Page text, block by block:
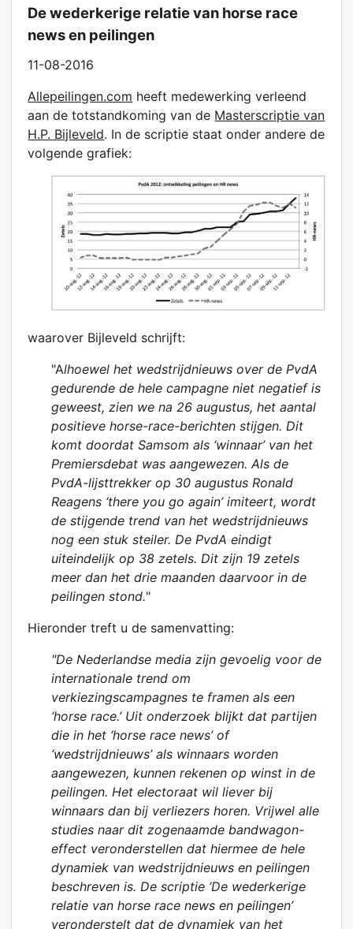
De wederkerige relatie van horse race
news en peilingen
11-08-2016
Allepeilingen.com heeft medewerking verleend
aan de totstandkoming van de Masterscriptie van
H.P. Bijleveld. In de scriptie staat onder andere de
volgende grafiek:
waarover Bijleveld schrijft:
"Alhoewel het wedstrijdnieuws over de PvdA
gedurende de hele campagne niet negatief is
geweest, zien we na 26 augustus, het aantal
positieve horse-race-berichten stijgen. Dit
komt doordat Samsom als ‘winnaar’ van het
Premiersdebat was aangewezen. Als de
PvdA-lijsttrekker op 30 augustus Ronald
Reagens ‘there you go again’ imiteert, wordt
de stijgende trend van het wedstrijdnieuws
nog een stuk steiler. De PvdA eindigt
uiteindelijk op 38 zetels. Dit zijn 19 zetels
meer dan het drie maanden daarvoor in de
peilingen stond."
Hieronder treft u de samenvatting:
"De Nederlandse media zijn gevoelig voor de
internationale trend om
verkiezingscampagnes te framen als een
‘horse race.’ Uit onderzoek blijkt dat partijen
die in het ‘horse race news’ of
‘wedstrijdnieuws’ als winnaars worden
aangewezen, kunnen rekenen op winst in de
peilingen. Het electoraat wil liever bij
winnaars dan bij verliezers horen. Vrijwel alle
studies naar dit zogenaamde bandwagon-
effect veronderstellen dat hiermee de hele
dynamiek van wedstrijdnieuws en peilingen
beschreven is. De scriptie ‘De wederkerige
relatie van horse race news en peilingen’
veronderstelt dat de dynamiek van het